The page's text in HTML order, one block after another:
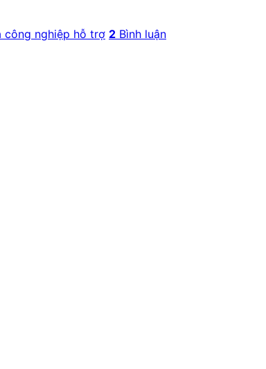
công nghiệp hỗ trợ 2 Bình luận